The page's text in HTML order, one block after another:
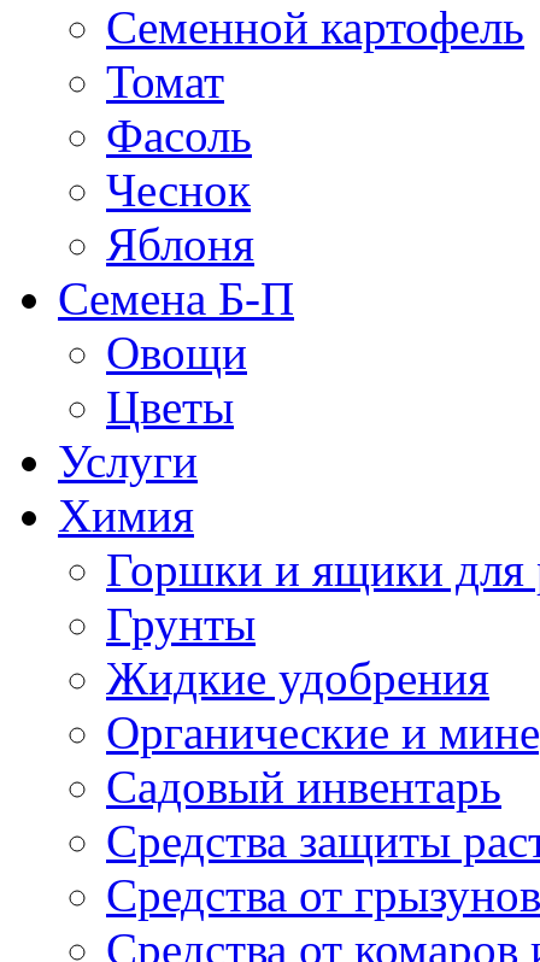
Семенной картофель
Томат
Фасоль
Чеснок
Яблоня
Семена Б-П
Овощи
Цветы
Услуги
Химия
Горшки и ящики для
Грунты
Жидкие удобрения
Органические и
Садовый инвентарь
Средства защиты
Средства от грызунов
Средства от